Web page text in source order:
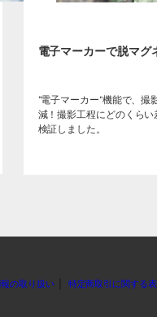
電子マーカーで脱マグ
“電子マーカー”機能で、撮
減！撮影工程にどのくら
検証しました。
の取り扱い｜ 特定商取引に関する